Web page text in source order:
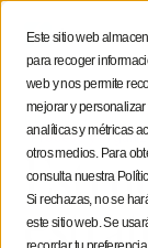
Este sitio web
para recoger
web y nos permite
mejorar y
analíticas y métricas
otros medios. Para
consulta nuestra
Si rechazas, no se
este sitio web. Se
Blog de
Proceso y